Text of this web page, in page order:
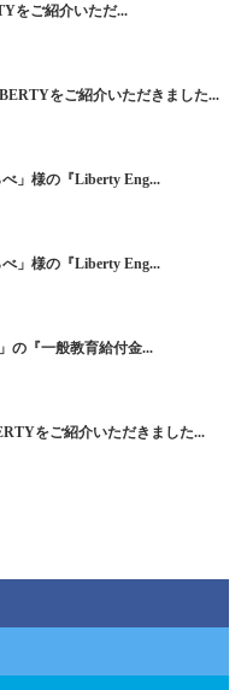
をご紹介いただ...
をご紹介いただきました...
」様の『Liberty Eng...
」様の『Liberty Eng...
の『一般教育給付金...
をご紹介いただきました...